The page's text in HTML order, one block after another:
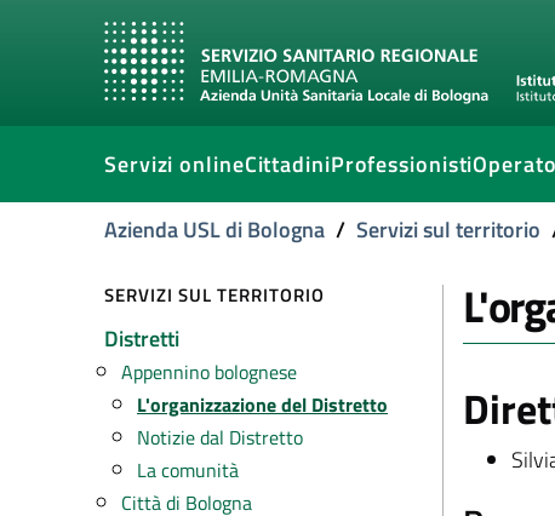
Servizi onlineCittadiniProfessionisti
Azienda USL di Bologna / Servizi sul territorio
SERVIZI SUL TERRITORIO
Distretti
Appennino bolognese
L'organizzazione del Distretto
Notizie dal Distretto
La comunità
Città di Bologna